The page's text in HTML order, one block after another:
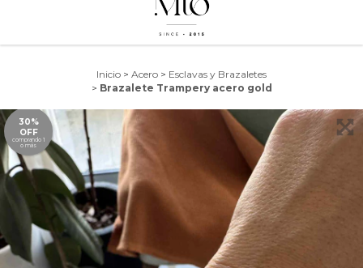
Inicio > Acero > Esclavas y Brazaletes
> Brazalete Trampery acero gold
30%
OFF
comprando 1
o más